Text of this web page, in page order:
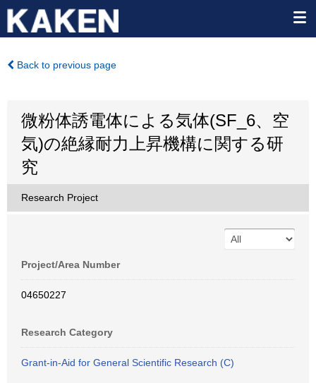
Back to previous page
微粉体誘電体による気体(SF_6、空
気)の絶縁耐力上昇機構に関する研
究
Research Project
Project/Area Number
04650227
Research Category
Grant-in-Aid for General Scientific Research (C)